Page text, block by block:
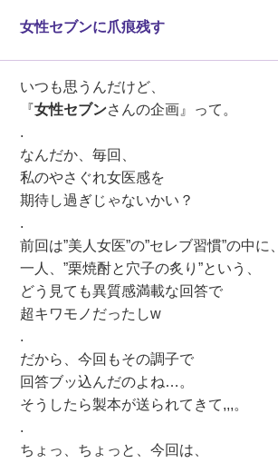
女性セブンに爪痕残す
いつも思うんだけど、
『女性セブンさんの企画』って。
.
なんだか、毎回、
私のやさぐれ女医感を
期待し過ぎじゃないかい？
.
前回は”美人女医”の”セレブ習慣”の中に、
一人、”栗焼酎と穴子の炙り”という、
どう見ても異質感満載な回答で
超キワモノだったしw
.
だから、今回もその調子で
回答ブッ込んだのよね…。
そうしたら製本が送られてきて,,,。
.
ちょっ、ちょっと、今回は、